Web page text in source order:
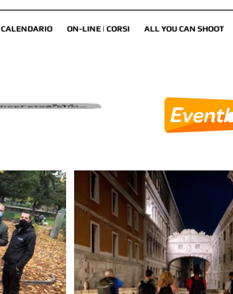
CALENDARIO ON-LINE | CORSI ALL YOU CAN SHOOT